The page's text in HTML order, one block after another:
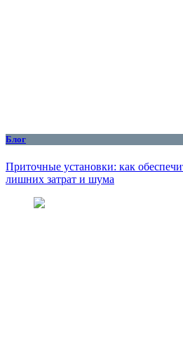
Блог
Приточные установки: как
лишних затрат и шума